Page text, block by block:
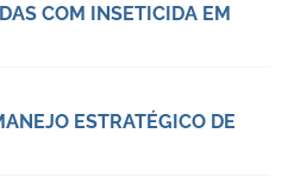
COM INSETICIDA EM
ESTRATÉGICO DE